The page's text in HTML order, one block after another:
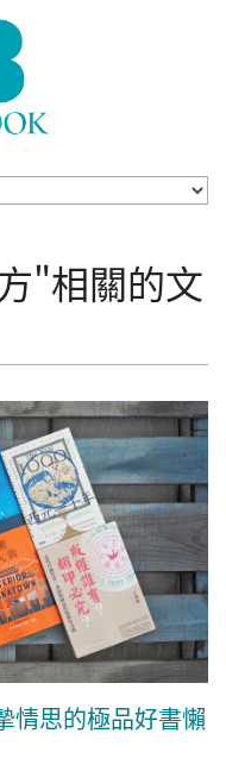
"相關的文
情思的極品好書懶